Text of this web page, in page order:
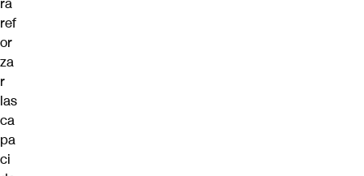
ref
or
za
r
las
ca
pa
ci